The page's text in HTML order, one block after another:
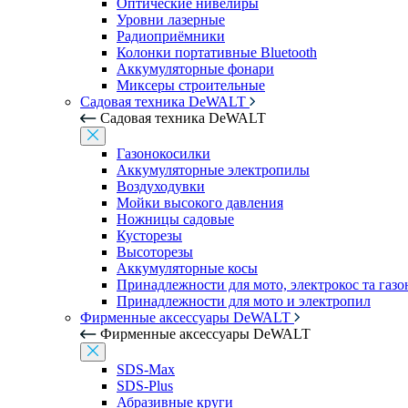
Оптические нивелиры
Уровни лазерные
Радиоприёмники
Колонки портативные Bluetooth
Аккумуляторные фонари
Миксеры строительные
Садовая техника DeWALT
Садовая техника DeWALT
Газонокосилки
Аккумуляторные электропилы
Воздуходувки
Мойки высокого давления
Ножницы садовые
Кусторезы
Высоторезы
Аккумуляторные косы
Принадлежности для мото, электрокос та
Принадлежности для мото и электропил
Фирменные аксессуары DeWALT
Фирменные аксессуары DeWALT
SDS-Max
SDS-Plus
Абразивные круги